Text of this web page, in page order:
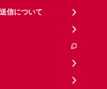
信について